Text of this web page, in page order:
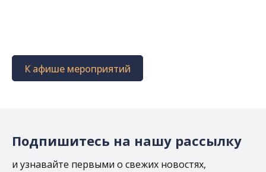
К афише мероприятий
Подпишитесь на нашу рассылку
и узнавайте первыми о свежих новостях,